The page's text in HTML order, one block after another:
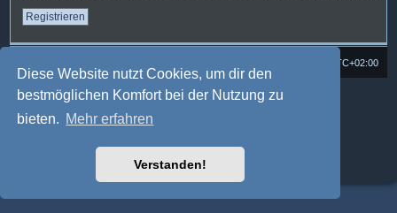
Diese Website nutzt Cookies, um dir den
bestmöglichen Komfort bei der Nutzung zu
bieten. Mehr erfahren
Verstanden!
Registrieren
UTC+02:00
Powered byphpBB ® Forum Software © phpBB Limited
Style: Multi Design by Joyce&Luna
Nutzungsbedingungen